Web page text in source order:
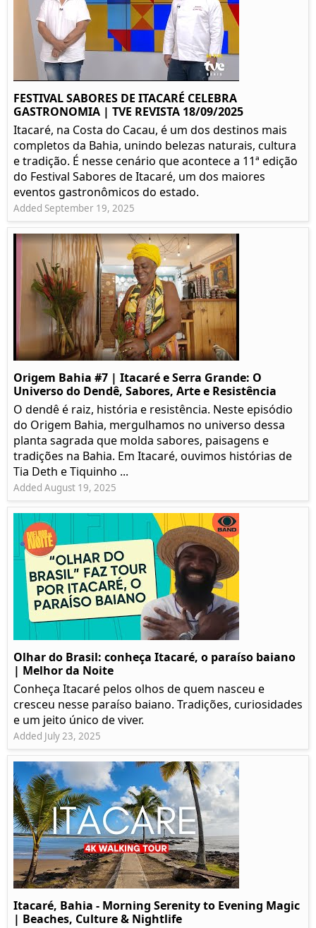
FESTIVAL SABORES DE ITACARÉ CELEBRA
GASTRONOMIA | TVE REVISTA 18/09/2025
Itacaré, na Costa do Cacau, é um dos destinos mais
completos da Bahia, unindo belezas naturais, cultura
e tradição. É nesse cenário que acontece a 11ª edição
do Festival Sabores de Itacaré, um dos maiores
eventos gastronômicos do estado.
Added September 19, 2025
Origem Bahia #7 | Itacaré e Serra Grande: O
Universo do Dendê, Sabores, Arte e Resistência
O dendê é raiz, história e resistência. Neste episódio
do Origem Bahia, mergulhamos no universo dessa
planta sagrada que molda sabores, paisagens e
tradições na Bahia. Em Itacaré, ouvimos histórias de
Tia Deth e Tiquinho ...
Added August 19, 2025
Olhar do Brasil: conheça Itacaré, o paraíso baiano
| Melhor da Noite
Conheça Itacaré pelos olhos de quem nasceu e
cresceu nesse paraíso baiano. Tradições, curiosidades
e um jeito único de viver.
Added July 23, 2025
Itacaré, Bahia - Morning Serenity to Evening Magic
| Beaches, Culture & Nightlife